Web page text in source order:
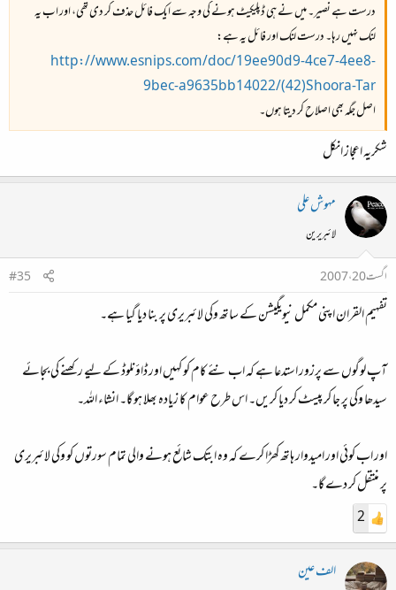
درست ہے نصیر۔ میں نے ہی ڈپلیکیٹ ہونے کی وجہ سے ایک فائل حذف کر دی تھی، اور اب یہ
لنک نہیں رہا۔ درست لنک اور فائل یہ ہے:
http://www.esnips.com/doc/19ee90d9-4ce7-4ee8-
9bec-a9635bb14022/(42)Shoora-Tar
اصل جگہ بھی اصلاح کر دیتا ہوں۔
شکریہ اعجاز انکل
مہوش علی
لائبریرین
اگست 20، 2007
#35
تفہیم القران اپنی مکمل نیویگیشن کے ساتھ وکی لائبریری پر بنا دیا گیا ہے۔
آپ لوگوں سے پرزور استدعا ہے کہ اب نئے کام کو کہیں اور ڈاؤنلوڈ کے لیے رکھنے کی بجائے
سیدھا وکی پر جا کر پیسٹ کر دیا کریں۔ اس طرح عوام کا زیادہ بھلا ہو گا۔ انشاء اللہ۔
اور اب کوئی اور امیدوار ہاتھ کھڑا کرے کہ وہ ابتک شائع ہونے والی تمام سورتوں کو وکی لائبریری
پر منتقل کر دے گا۔
2
الف عین